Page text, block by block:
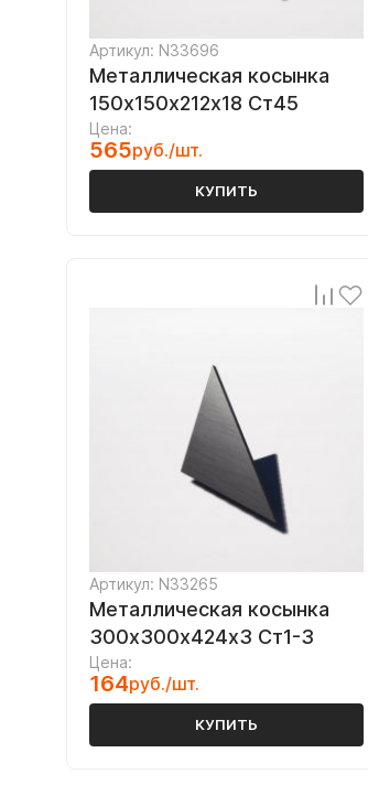
Артикул: N33696
Металлическая косынка
150х150х212х18 Ст45
Цена:
565руб./шт.
КУПИТЬ
Артикул: N33265
Металлическая косынка
300х300х424х3 Ст1-3
Цена:
164руб./шт.
КУПИТЬ